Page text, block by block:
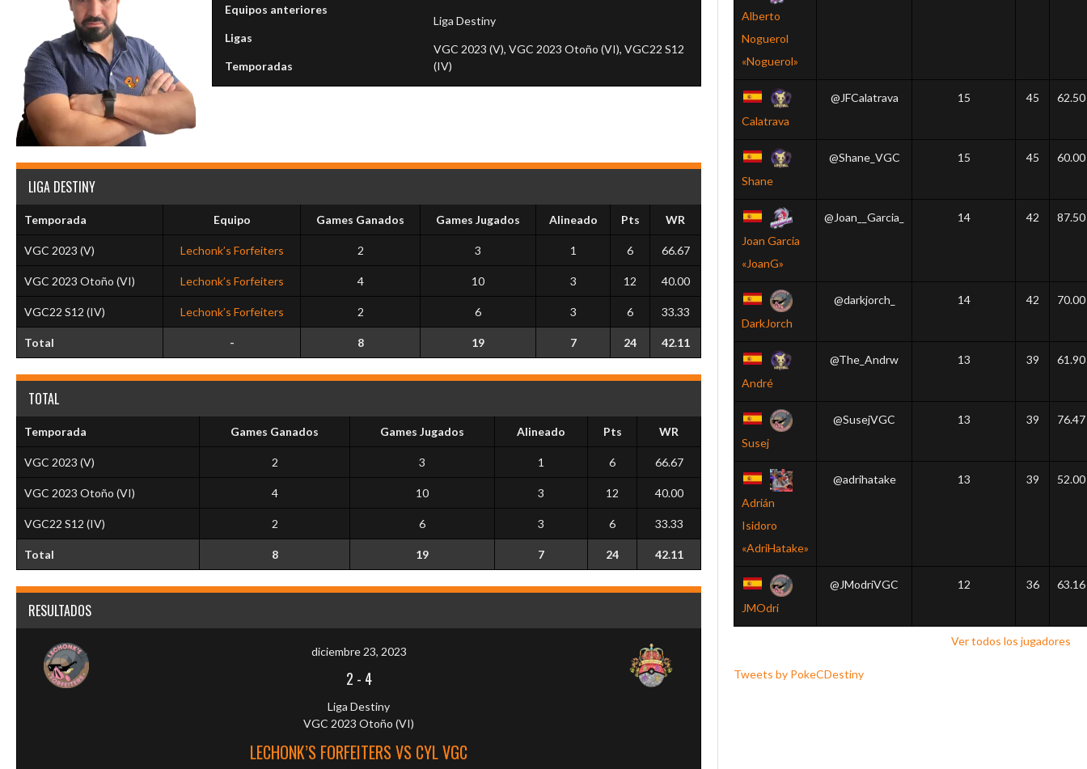
Equipos anteriores
Ligas
Liga Destiny
Temporadas
VGC 2023 (V), VGC 2023 Otoño (VI), VGC22 S12
(IV)
LIGA DESTINY
Temporada Equipo Games Ganados Games Jugados Alineado Pts WR
VGC 2023 (V) Lechonk’s Forfeiters 2 3 1 6 66.67
VGC 2023 Otoño (VI) Lechonk’s Forfeiters 4 10 3 12 40.00
VGC22 S12 (IV) Lechonk’s Forfeiters 2 6 3 6 33.33
Total - 8 19 7 24 42.11
TOTAL
Temporada Games Ganados Games Jugados Alineado Pts WR
VGC 2023 (V) 2 3 1 6 66.67
VGC 2023 Otoño (VI) 4 10 3 12 40.00
VGC22 S12 (IV) 2 6 3 6 33.33
Total 8 19 7 24 42.11
RESULTADOS
diciembre 23, 2023
2 - 4
Liga Destiny
VGC 2023 Otoño (VI)
LECHONK’S FORFEITERS VS CYL VGC
Alberto
Noguerol
«Noguerol»
Calatrava
@JFCalatrava 15 45 62.50
Shane
@Shane_VGC 15 45 60.00
Joan Garcia
«JoanG»
@Joan__Garcia_ 14 42 87.50
DarkJorch
@darkjorch_ 14 42 70.00
André
@The_Andrw 13 39 61.90
Susej
@SusejVGC 13 39 76.47
Adrián
Isidoro
«AdriHatake»
@adrihatake 13 39 52.00
JMOdri
@JModriVGC 12 36 63.16
Ver todos los jugadores
Tweets by PokeCDestiny